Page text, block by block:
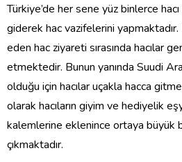
Türkiye’de her sene yüz binlerce
giderek hac vazifelerini
eden hac ziyareti sırasında hacılar
etmektedir. Bunun yanında Suudi
olduğu için hacılar uçakla hacca
olarak hacıların giyim ve hediyelik
kalemlerine eklenince ortaya büyük
çıkmaktadır.